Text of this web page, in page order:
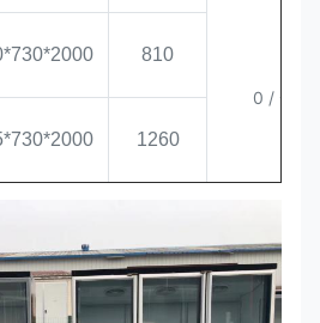
0 / +6
810
1260
400